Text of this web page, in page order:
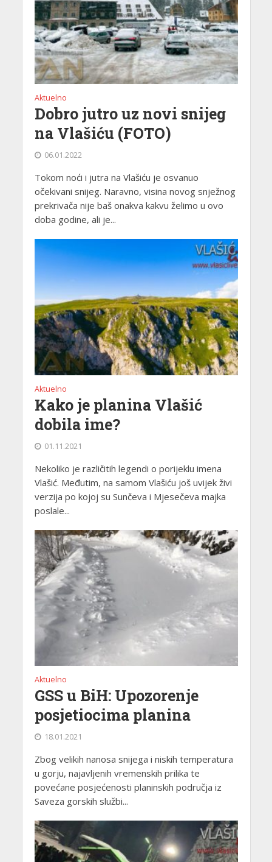
Aktuelno
Dobro jutro uz novi snijeg
na Vlašiću (FOTO)
06.01.2022
Tokom noći i jutra na Vlašiću je osvanuo
očekivani snijeg. Naravno, visina novog snježnog
prekrivača nije baš onakva kakvu želimo u ovo
doba godine, ali je...
Aktuelno
Kako je planina Vlašić
dobila ime?
01.11.2021
Nekoliko je različitih legendi o porijeklu imena
Vlašić. Međutim, na samom Vlašiću još uvijek živi
verzija po kojoj su Sunčeva i Mjesečeva majka
poslale...
Aktuelno
GSS u BiH: Upozorenje
posjetiocima planina
18.01.2021
Zbog velikih nanosa snijega i niskih temperatura
u gorju, najavljenih vremenskih prilika te
povećane posjećenosti planinskih područja iz
Saveza gorskih službi...